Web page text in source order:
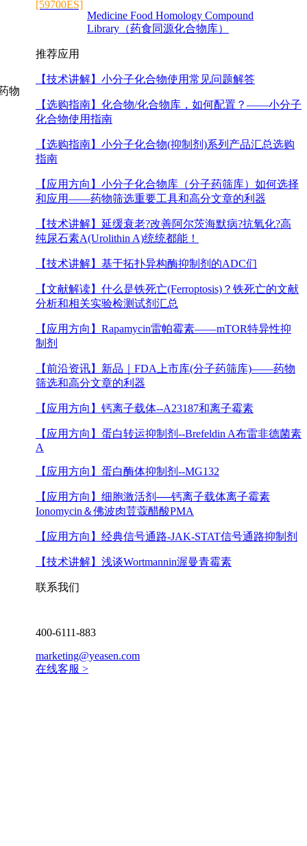
物
[59700ES]
Medicine Food Homology Compound
Library（药食同源化合物库）
推荐应用
【技术讲解】 小分子化合物使用常见问题解答
【选购指南】 化合物/化合物库，如何配置？——小分子
化合物使用指南
【选购指南】 小分子化合物(抑制剂)系列产品汇总选购
指南
【应用方向】 小分子化合物库（分子药筛库）如何选择
和应用——药物筛选重要工具和高分文章的利器
【技术讲解】 延缓衰老?改善阿尔茨海默病?抗氧化?高
纯尿石素A(Urolithin A)统统都能！
【技术讲解】 基于拓扑异构酶抑制剂的ADC们
【文献解读】 什么是铁死亡(Ferroptosis)？铁死亡的文献
分析和相关实验检测试剂汇总
【应用方向】 Rapamycin雷帕霉素——mTOR特异性抑
制剂
【前沿资讯】 新品｜FDA上市库(分子药筛库)——药物
筛选和高分文章的利器
【应用方向】 钙离子载体--A23187和离子霉素
【应用方向】 蛋白转运抑制剂--Brefeldin A布雷非德菌素
A
【应用方向】 蛋白酶体抑制剂--MG132
【应用方向】 细胞激活剂──钙离子载体离子霉素
Ionomycin＆佛波肉荳蔻醋酸PMA
【应用方向】 经典信号通路-JAK-STAT信号通路抑制剂
【技术讲解】 浅谈Wortmannin渥曼青霉素
联系我们
400-6111-883
marketing@yeasen.com
在线客服 >